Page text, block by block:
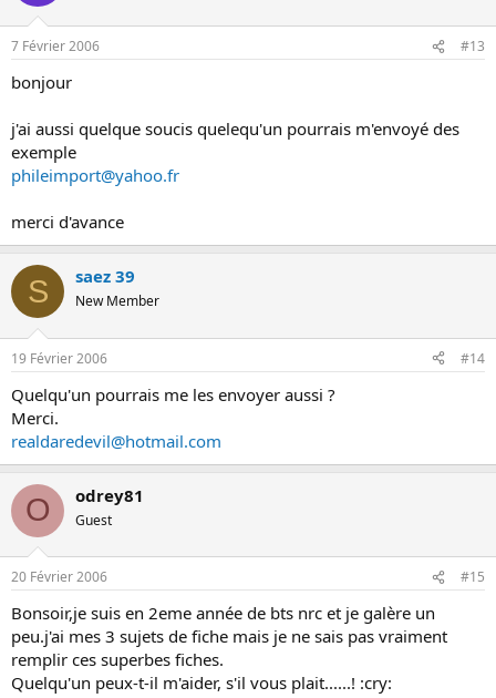
7 Février 2006 #13
bonjour
j'ai aussi quelque soucis quelequ'un pourrais m'envoyé des
exemple
phileimport@yahoo.fr
merci d'avance
S saez 39
New Member
19 Février 2006 #14
Quelqu'un pourrais me les envoyer aussi ?
Merci.
realdaredevil@hotmail.com
O odrey81
Guest
20 Février 2006 #15
Bonsoir,je suis en 2eme année de bts nrc et je galère un
peu.j'ai mes 3 sujets de fiche mais je ne sais pas vraiment
remplir ces superbes fiches.
Quelqu'un peux-t-il m'aider, s'il vous plait......! :cry: